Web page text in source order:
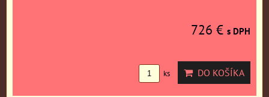
726 € s DPH
ks DO KOŠÍKA